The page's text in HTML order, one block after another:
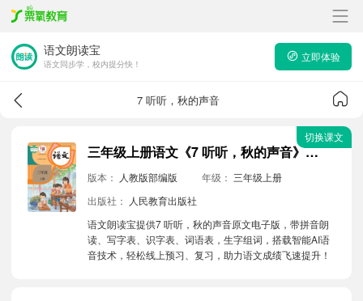
语文朗读宝
语文同步学，校内提分快！
立即体验
7 听听，秋的声音
三年级上册语文《7 听听，秋的声音》原文电子版带拼音朗读音频
版本： 人教版部编版 年级： 三年级上册
出版社：
人民教育出版社
语文朗读宝提供7 听听，秋的声音原文电子版，带拼音朗
读、写字表、识字表、词语表，生字组词，搭载智能AI语
音技术，轻松线上预习、复习，助力语文成绩飞速提升！
切换课文